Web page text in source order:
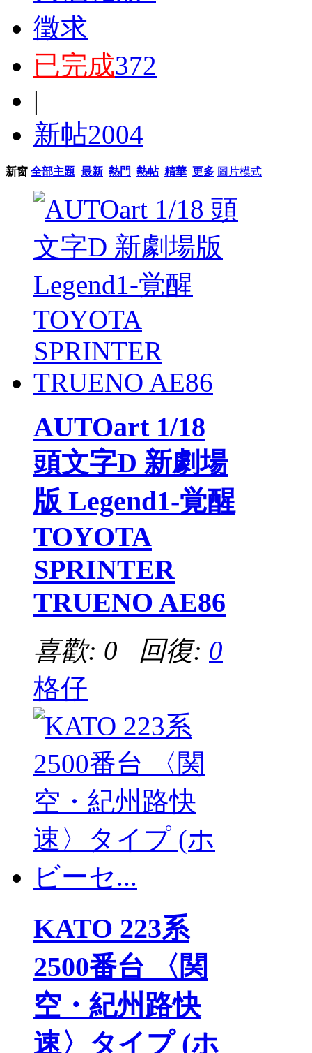
徵求
已完成372
|
新帖2004
新窗 全部主題 最新 熱門 熱帖 精華 更多 圖片模式
AUTOart 1/18
頭文字D 新劇場
版 Legend1-覚醒
TOYOTA
SPRINTER
TRUENO AE86
喜歡: 0 回復: 0
格仔
KATO 223系
2500番台 〈関
空・紀州路快
速〉タイプ (ホ